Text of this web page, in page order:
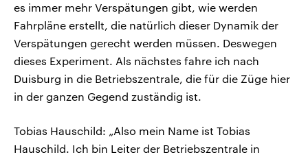
es immer mehr Verspätungen gibt, wie werden
Fahrpläne erstellt, die natürlich dieser Dynamik der
Verspätungen gerecht werden müssen. Deswegen
dieses Experiment. Als nächstes fahre ich nach
Duisburg in die Betriebszentrale, die für die Züge hier
in der ganzen Gegend zuständig ist.
Tobias Hauschild: „Also mein Name ist Tobias
Hauschild. Ich bin Leiter der Betriebszentrale in